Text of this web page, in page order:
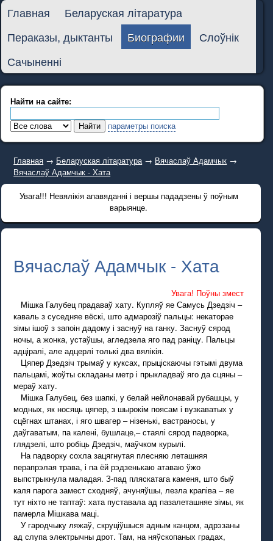
Главная
Беларуская літаратура
Пераказы, дыктанты
Биографии
Слоўнік
Сачыненні
Найти на сайте:
параметры поиска
Главная → Беларуская літаратура→ Вячаслаў Адамчык →
Вячаслаў Адамчык - Хата
Увага!!! Невялікія апавяданні і вершы пададзены ў поўным
варыянце.
Вячаслаў Адамчык - Хата
Увага! Поўны змест
Мішка Галубец прадаваў хату. Купляў яе Самусь Дзедзіч –
каваль з суседняе вёскі, што адмарозіў пальцы: некаторае
зімы ішоў з запоін дадому і заснуў на ганку. Заснуў сярод
ночы, а жонка, устаўшы, агледзела яго пад раніцу. Пальцы
адціралі, але адцерлі толькі два вялікія.
Цяпер Дзедзіч трымаў у куксах, прыціскаючы гэтымі двума
пальцамі, жоўты складаны метр і прыкладваў яго да сцяны –
мераў хату.
Мішка Галубец, без шапкі, у белай нейлонавай рубашцы, у
модных, як носяць цяпер, з шырокім поясам і вузкаватых у
сцёгнах штанах, і яго швагер – нізенькі, вастраносы, у
даўгаватым, па калені, бушлаце,– стаялі сярод падворка,
глядзелі, што робіць Дзедзіч, маўчком курылі.
На падворку сохла зацягнутая плесняю леташняя
перапрэлая трава, і па ёй рэдзенькаю атаваю ўжо
выпстрыкнула маладая. З-пад пляскатага каменя, што быў
каля парога замест сходняў, ачуняўшы, лезла крапіва – яе
тут ніхто не таптаў: хата пуставала ад пазалеташняе зімы, як
памерла Мішкава маці.
У гародчыку ляжаў, скруціўшыся адным канцом, адрэзаны
ад слупа электрычны дрот. Там, на няўскопаных градах,